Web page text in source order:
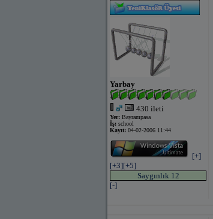
Yarbay
430 ileti
Yer: Bayrampasa
İş: school
Kayıt: 04-02-2006 11:44
[+]
[+3][+5]
Saygınlık 12
[-]